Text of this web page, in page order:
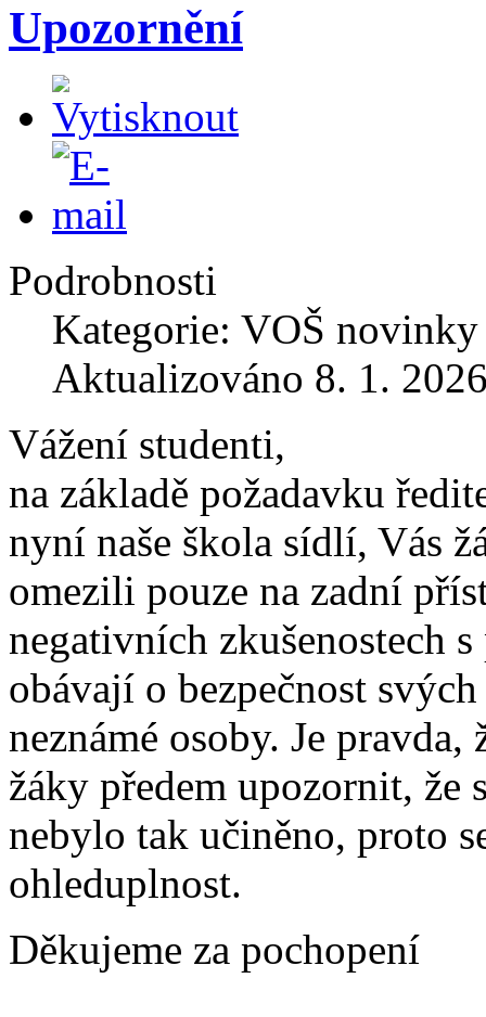
Upozornění
Podrobnosti
Kategorie: VOŠ novinky
Aktualizováno 8. 1.
Vážení studenti,
na základě požadavku
nyní naše škola sídlí, Vás
omezili pouze na zadní
negativních zkušenostech
obávají o bezpečnost
neznámé osoby. Je
žáky předem upozornit, že
nebylo tak učiněno, proto
ohleduplnost.
Děkujeme za pochopení